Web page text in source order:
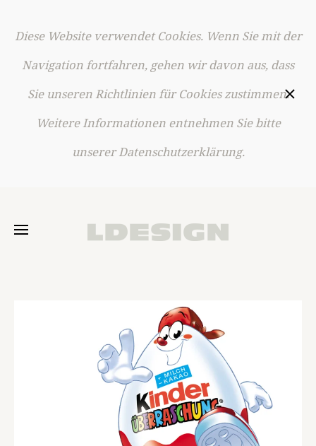
Diese Website verwendet Cookies. Wenn Sie mit der
Navigation fortfahren, gehen wir davon aus, dass
Sie unseren Richtlinien für Cookies zustimmen.
Weitere Informationen entnehmen Sie bitte
unserer Datenschutzerklärung.
Skip to main content